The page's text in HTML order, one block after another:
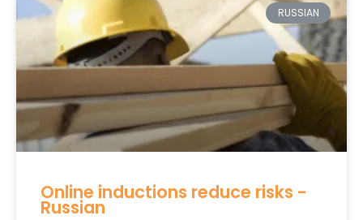
RUSSIAN
Online inductions reduce risks -
Russian